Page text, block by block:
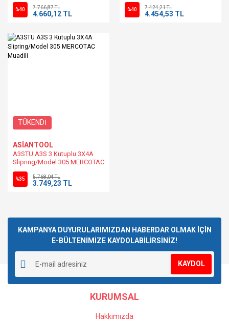
%40 7.766,87 TL
4.660,12 TL %40 7.424,21 TL
4.454,53 TL
TÜKENDİ
ASİANTOOL
A3STU A3S 3 Kutuplu 3X4A
Slipring/Model 305 MERCOTAC
Muadili
%35 5.768,04 TL
3.749,23 TL
KAMPANYA DUYURULARIMIZDAN HABERDAR OLMAK İÇİN
E-BÜLTENİMİZE KAYDOLABİLİRSİNİZ!
KAYDOL
KURUMSAL
Hakkımızda